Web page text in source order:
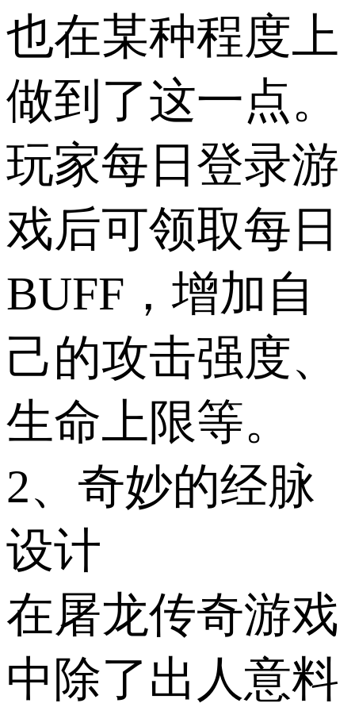
也在某种程度上
做到了这一点。
玩家每日登录游
戏后可领取每日
BUFF，增加自
己的攻击强度、
生命上限等。
2、奇妙的经脉
设计
在屠龙传奇游戏
中除了出人意料